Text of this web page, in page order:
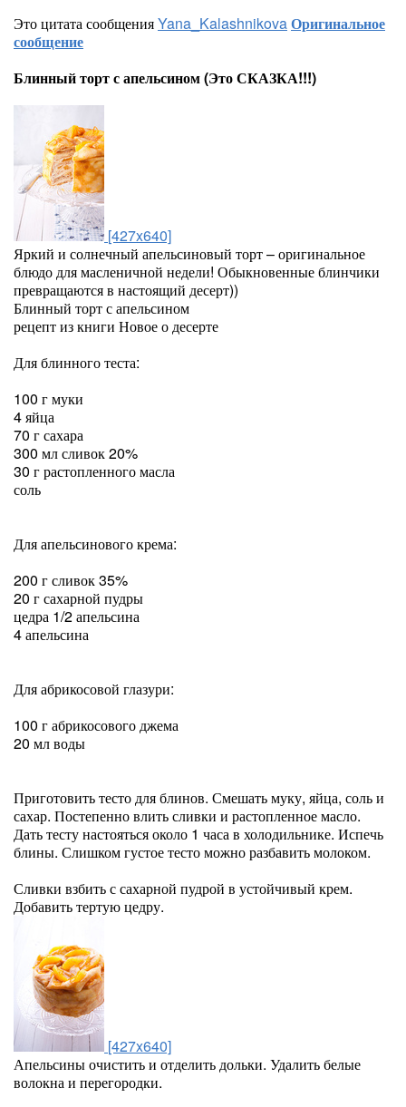
Это цитата сообщенияYana_KalashnikovaОригинальное
сообщение
Блинный торт с апельсином (Это СКАЗКА!!!)
[427x640]
Яркий и солнечный апельсиновый торт – оригинальное
блюдо для масленичной недели! Обыкновенные блинчики
превращаются в настоящий десерт))
Блинный торт с апельсином
рецепт из книги Новое о десерте
Для блинного теста:
100 г муки
4 яйца
70 г сахара
300 мл сливок 20%
30 г растопленного масла
соль
Для апельсинового крема:
200 г сливок 35%
20 г сахарной пудры
цедра 1/2 апельсина
4 апельсина
Для абрикосовой глазури:
100 г абрикосового джема
20 мл воды
Приготовить тесто для блинов. Смешать муку, яйца, соль и
сахар. Постепенно влить сливки и растопленное масло.
Дать тесту настояться около 1 часа в холодильнике. Испечь
блины. Слишком густое тесто можно разбавить молоком.
Сливки взбить с сахарной пудрой в устойчивый крем.
Добавить тертую цедру.
[427x640]
Апельсины очистить и отделить дольки. Удалить белые
волокна и перегородки.